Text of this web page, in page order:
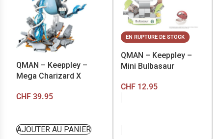
QMAN – Keeppley –
Mega Charizard X
CHF 39.95
AJOUTER AU PANIER
EN RUPTURE DE STOCK
QMAN – Keeppley –
Mini Bulbasaur
CHF12.95